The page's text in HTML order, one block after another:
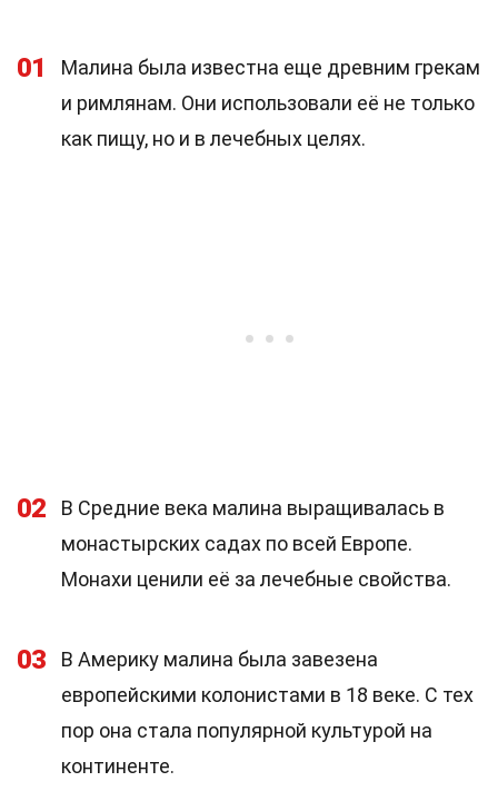
01
Малина была известна еще древним грекам
и римлянам. Они использовали её не только
как пищу, но и в лечебных целях.
02
В Средние века малина выращивалась в
монастырских садах по всей Европе.
Монахи ценили её за лечебные свойства.
03
В Америку малина была завезена
европейскими колонистами в 18 веке. С тех
пор она стала популярной культурой на
континенте.